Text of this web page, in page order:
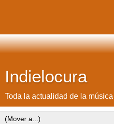
Indielocura
Toda la actualidad de la